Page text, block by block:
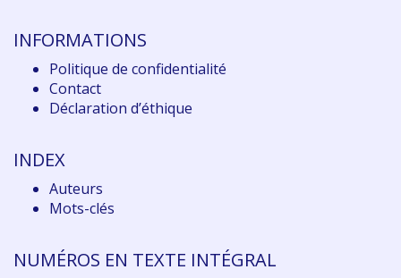
INFORMATIONS
Politique de confidentialité
Contact
Déclaration d’éthique
INDEX
Auteurs
Mots-clés
NUMÉROS EN TEXTE INTÉGRAL